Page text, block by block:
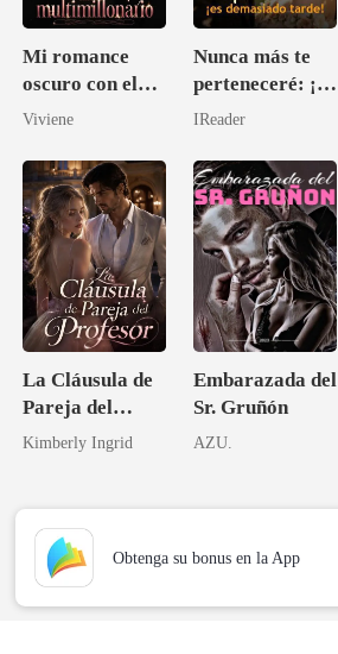
Mi romance
oscuro con el
multimillonario
Viviene
Nunca más te
perteneceré: ¡es
demasiado
IReader
La Cláusula de
Pareja del
Profesor
Kimberly Ingrid
Embarazada del
Sr. Gruñón
AZU.
Obtenga su bonus en la App